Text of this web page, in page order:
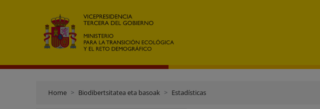
Home Biodibertsitatea eta basoak Estadísticas